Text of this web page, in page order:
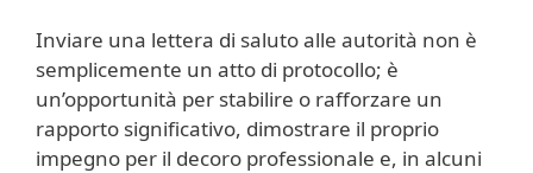
Inviare una lettera di saluto alle autorità non è
semplicemente un atto di protocollo; è
un’opportunità per stabilire o rafforzare un
rapporto significativo, dimostrare il proprio
impegno per il decoro professionale e, in alcuni